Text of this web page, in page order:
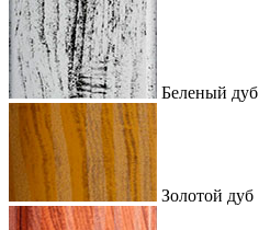
Беленый дуб
Золотой дуб